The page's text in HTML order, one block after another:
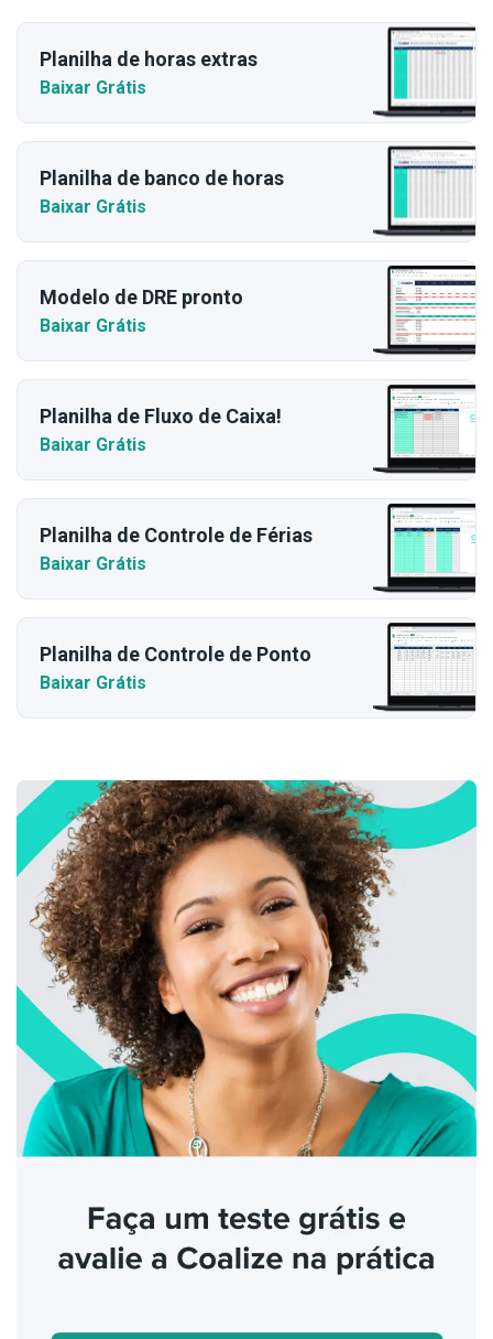
Planilha de horas extras
Baixar Grátis
Planilha de banco de horas
Baixar Grátis
Modelo de DRE pronto
Baixar Grátis
Planilha de Fluxo de Caixa!
Baixar Grátis
Planilha de Controle de Férias
Baixar Grátis
Planilha de Controle de Ponto
Baixar Grátis